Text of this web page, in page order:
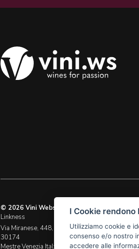
© 2026 Vini Webstore
Linkness
Via Miranese, 448,
30174
Mestre Venezia Italy
P.I. 03255760278
I Cookie rendono
Utilizziamo cookie e
consenso e/o nostro
accedere alle